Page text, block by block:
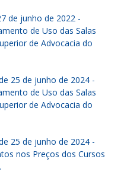
de junho de 2022 -
de Uso das Salas
de Advocacia do
25 de junho de 2024 -
de Uso das Salas
de Advocacia do
25 de junho de 2024 -
nos Preços dos Cursos